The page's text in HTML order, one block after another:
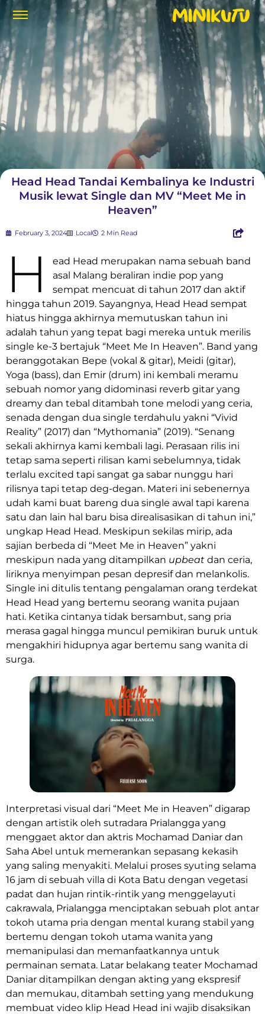
Head Head Tandai Kembalinya ke Industri
Musik lewat Single dan MV “Meet Me in
Heaven”
February 3, 2024 Local 2 Min Read
H
ead Head merupakan nama sebuah band
asal Malang beraliran indie pop yang
sempat mencuat di tahun 2017 dan aktif
hingga tahun 2019. Sayangnya, Head Head sempat
hiatus hingga akhirnya memutuskan tahun ini
adalah tahun yang tepat bagi mereka untuk merilis
single ke-3 bertajuk “Meet Me In Heaven”. Band yang
beranggotakan Bepe (vokal & gitar), Meidi (gitar),
Yoga (bass), dan Emir (drum) ini kembali meramu
sebuah nomor yang didominasi reverb gitar yang
dreamy dan tebal ditambah tone melodi yang ceria,
senada dengan dua single terdahulu yakni “Vivid
Reality” (2017) dan “Mythomania” (2019). “Senang
sekali akhirnya kami kembali lagi. Perasaan rilis ini
tetap sama seperti rilisan kami sebelumnya, tidak
terlalu excited tapi sangat ga sabar nunggu hari
rilisnya tapi tetap deg-degan. Materi ini sebenernya
udah kami buat bareng dua single awal tapi karena
satu dan lain hal baru bisa direalisasikan di tahun ini,”
ungkap Head Head. Meskipun sekilas mirip, ada
sajian berbeda di “Meet Me in Heaven” yakni
meskipun nada yang ditampilkan upbeat dan ceria,
liriknya menyimpan pesan depresif dan melankolis.
Single ini ditulis tentang pengalaman orang terdekat
Head Head yang bertemu seorang wanita pujaan
hati. Ketika cintanya tidak bersambut, sang pria
merasa gagal hingga muncul pemikiran buruk untuk
mengakhiri hidupnya agar bertemu sang wanita di
surga.
Interpretasi visual dari “Meet Me in Heaven” digarap
dengan artistik oleh sutradara Prialangga yang
menggaet aktor dan aktris Mochamad Daniar dan
Saha Abel untuk memerankan sepasang kekasih
yang saling menyakiti. Melalui proses syuting selama
16 jam di sebuah villa di Kota Batu dengan vegetasi
padat dan hujan rintik-rintik yang menggelayuti
cakrawala, Prialangga menciptakan sebuah plot antar
tokoh utama pria dengan mental kurang stabil yang
bertemu dengan tokoh utama wanita yang
memanipulasi dan memanfaatkannya untuk
permainan semata. Latar belakang teater Mochamad
Daniar ditampilkan dengan akting yang ekspresif
dan memukau, ditambah setting yang mendukung
membuat video klip Head Head ini wajib disaksikan